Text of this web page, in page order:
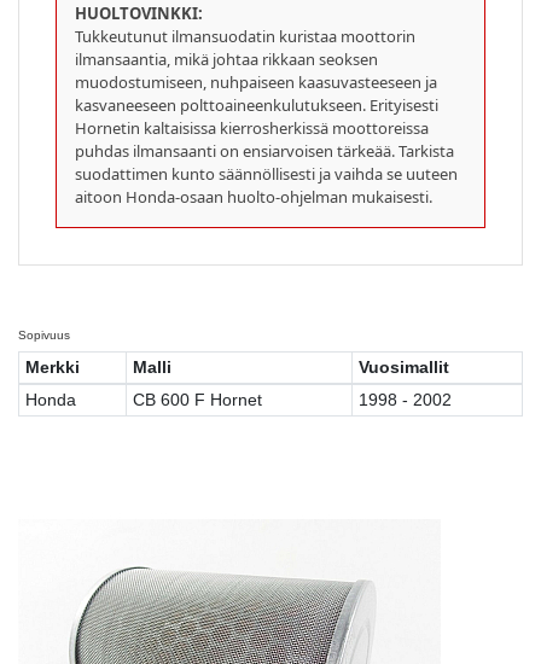
HUOLTOVINKKI:
Tukkeutunut ilmansuodatin kuristaa moottorin
ilmansaantia, mikä johtaa rikkaan seoksen
muodostumiseen, nuhpaiseen kaasuvasteeseen ja
kasvaneeseen polttoaineenkulutukseen. Erityisesti
Hornetin kaltaisissa kierrosherkissä moottoreissa
puhdas ilmansaanti on ensiarvoisen tärkeää. Tarkista
suodattimen kunto säännöllisesti ja vaihda se uuteen
aitoon Honda-osaan huolto-ohjelman mukaisesti.
Sopivuus
Merkki Malli
Vuosimallit
Honda
CB 600 F Hornet 1998 - 2002